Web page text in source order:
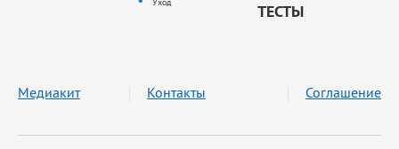
ТЕСТЫ
Медиакит Контакты Соглашение